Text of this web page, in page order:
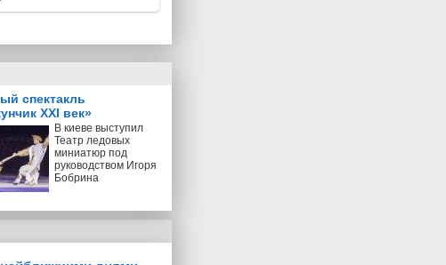
спектакль
XXI век»
В киеве выступил
Театр ледовых
миниатюр под
руководством Игоря
Бобрина